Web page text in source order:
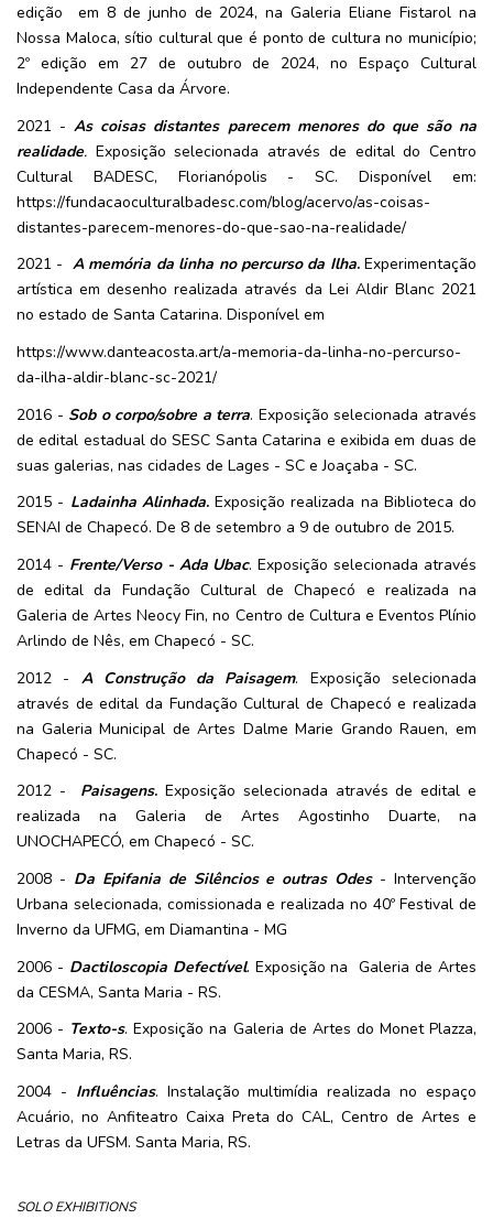
edição  em 8 de junho de 2024, na Galeria Eliane Fistarol na
Nossa Maloca, sítio cultural que é ponto de cultura no município;
2º edição em 27 de outubro de 2024, no Espaço Cultural
Independente Casa da Árvore.
2021 - As coisas distantes parecem menores do que são na
realidade. Exposição selecionada através de edital do Centro
Cultural BADESC, Florianópolis - SC. Disponível em:
https://fundacaoculturalbadesc.com/blog/acervo/as-coisas-
distantes-parecem-menores-do-que-sao-na-realidade/
2021 - A memória da linha no percurso da Ilha. Experimentação
artística em desenho realizada através da Lei Aldir Blanc 2021
no estado de Santa Catarina. Disponível em
https://www.danteacosta.art/a-memoria-da-linha-no-percurso-
da-ilha-aldir-blanc-sc-2021/
2016 - Sob o corpo/sobre a terra. Exposição selecionada através
de edital estadual do SESC Santa Catarina e exibida em duas de
suas galerias, nas cidades de Lages - SC e Joaçaba - SC.
2015 - Ladainha Alinhada. Exposição realizada na Biblioteca do
SENAI de Chapecó. De 8 de setembro a 9 de outubro de 2015.
2014 - Frente/Verso - Ada Ubac. Exposição selecionada através
de edital da Fundação Cultural de Chapecó e realizada na
Galeria de Artes Neocy Fin, no Centro de Cultura e Eventos Plínio
Arlindo de Nês, em Chapecó - SC.
2012 - A Construção da Paisagem. Exposição selecionada
através de edital da Fundação Cultural de Chapecó e realizada
na Galeria Municipal de Artes Dalme Marie Grando Rauen, em
Chapecó - SC.
2012 -
Paisagens. Exposição selecionada através de edital e
realizada na Galeria de Artes Agostinho Duarte, na
UNOCHAPECÓ, em Chapecó - SC.
2008 - Da Epifania de Silêncios e outras Odes - Intervenção
Urbana selecionada, comissionada e realizada no 40º Festival de
Inverno da UFMG, em Diamantina - MG
2006 - Dactiloscopia Defectível. Exposição na  Galeria de Artes
da CESMA, Santa Maria - RS.
2006 - Texto-s. Exposição na Galeria de Artes do Monet Plazza,
Santa Maria, RS.
2004 - Influências. Instalação multimídia realizada no espaço
Acuário, no Anfiteatro Caixa Preta do CAL, Centro de Artes e
Letras da UFSM. Santa Maria, RS.
SOLO EXHIBITIONS